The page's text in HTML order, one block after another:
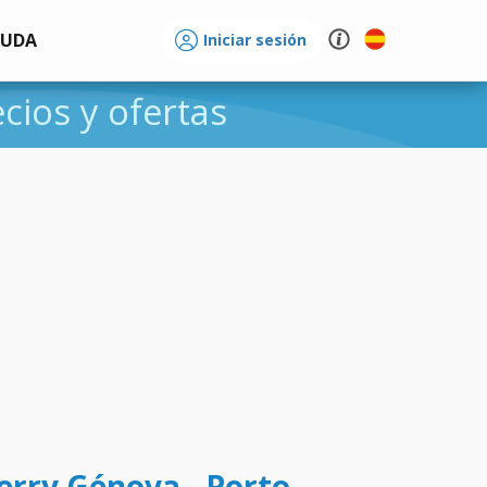
Iniciar sesión
y ofertas